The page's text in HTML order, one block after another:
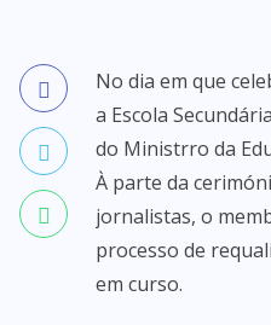
No dia em que
a Escola
do Ministrro da
À parte da
jornalistas, o
processo de
em curso.